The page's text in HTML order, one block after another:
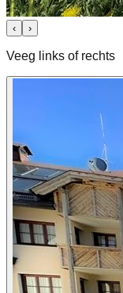
‹ ›
Veeg links of rechts